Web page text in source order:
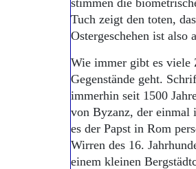
stimmen die
Tuch zeigt den toten,
Ostergeschehen ist also
Wie immer gibt es viele
Gegenstände geht.
immerhin seit 1500
von Byzanz, der einmal
es der Papst in Rom
Wirren des 16.
einem kleinen